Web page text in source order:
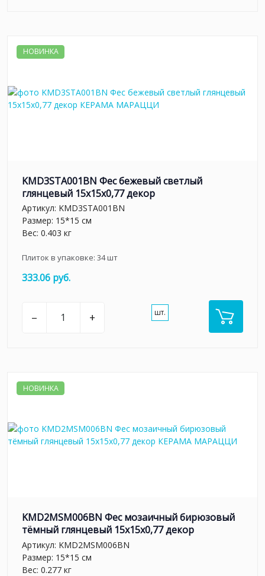
НОВИНКА
KMD3STA001BN Фес бежевый светлый
глянцевый 15x15x0,77 декор
Артикул: KMD3STA001BN
Размер: 15*15 см
Вес: 0.403 кг
Плиток в упаковке: 34шт
333.06 руб.
– + шт.
НОВИНКА
KMD2MSM006BN Фес мозаичный бирюзовый
тёмный глянцевый 15x15x0,77 декор
Артикул: KMD2MSM006BN
Размер: 15*15 см
Вес: 0.277 кг